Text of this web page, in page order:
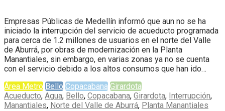
Empresas Públicas de Medellín informó que aun no se ha
iniciado la interrupción del servicio de acueducto programada
para cerca de 1.2 millones de usuarios en el norte del Valle
de Aburrá, por obras de modernización en la Planta
Manantiales, sin embargo, en varias zonas ya no se cuenta
con el servicio debido a los altos consumos que han ido…
Área Metro Bello Copacabana Girardota
Acueducto, Agua, Bello, Copacabana, Girardota, Interrupción,
Manantiales, Norte del Valle de Aburrá, Planta Manantiales